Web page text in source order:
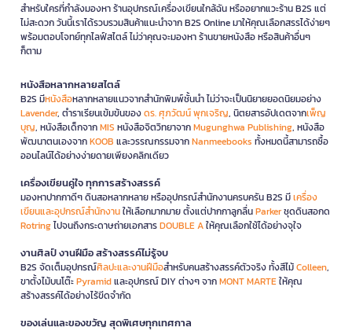
สำหรับใครที่กำลังมองหา ร้านอุปกรณ์เครื่องเขียนใกล้ฉัน หรืออยากแวะร้าน B2S แต่
ไม่สะดวก วันนี้เราได้รวบรวมสินค้าแนะนำจาก B2S Online มาให้คุณเลือกสรรได้ง่ายๆ
พร้อมตอบโจทย์ทุกไลฟ์สไตล์ ไม่ว่าคุณจะมองหา ร้านขายหนังสือ หรือสินค้าอื่นๆ
ก็ตาม
หนังสือหลากหลายสไตล์
B2S มีหนังสือหลากหลายแนวจากสำนักพิมพ์ชั้นนำ ไม่ว่าจะเป็นนิยายยอดนิยมอย่าง
Lavender, ตำราเรียนเข้มข้นของดร. ศุภวัฒน์ พุกเจริญ, นิตยสารอัปเดตจากเพ็ญ
บุญ, หนังสือเด็กจากMIS หนังสือจิตวิทยาจากMugunghwa Publishing, หนังสือ
พัฒนาตนเองจากKOOB และวรรณกรรมจากNanmeebooks ทั้งหมดนี้สามารถซื้อ
ออนไลน์ได้อย่างง่ายดายเพียงคลิกเดียว
เครื่องเขียนคู่ใจ ทุกการสร้างสรรค์
มองหาปากกาดีๆ ดินสอหลากหลาย หรืออุปกรณ์สำนักงานครบครัน B2S มีเครื่อง
เขียนและอุปกรณ์สำนักงานให้เลือกมากมาย ตั้งแต่ปากกาลูกลื่นParkerชุดดินสอกด
Rotringไปจนถึงกระดาษถ่ายเอกสารDOUBLE Aให้คุณเลือกใช้ได้อย่างจุใจ
งานศิลป์ งานฝีมือ สร้างสรรค์ไม่รู้จบ
B2S จัดเต็มอุปกรณ์ศิลปะและงานฝีมือสำหรับคนสร้างสรรค์ตัวจริง ทั้งสีไม้Colleen,
ขาตั้งไม้บนโต๊ะPyramidและอุปกรณ์ DIY ต่างๆ จากMONT MARTEให้คุณ
สร้างสรรค์ได้อย่างไร้ขีดจำกัด
ของเล่นและของขวัญ สุดพิเศษทุกเทศกาล